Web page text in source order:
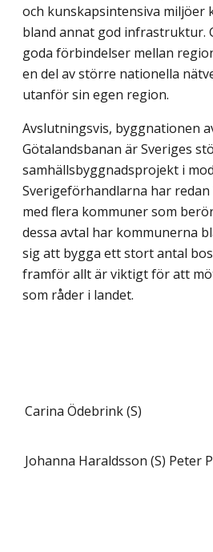
och kunskapsintensiva miljöer
bland annat god infrastruktur.
goda förbindelser mellan
en del av större nationella
utanför sin egen region.
Avslutningsvis, byggnationen
Götalandsbanan är Sveriges
samhällsbyggnadsprojekt i
Sverigeförhandlarna har
med flera kommuner som
dessa avtal har kommunerna
sig att bygga ett stort antal
framför allt är viktigt för att
som råder i landet.
Carina Ödebrink (S)
Johanna Haraldsson (S) Peter